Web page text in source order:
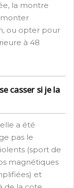
la montre
ou opter pour
à 48
casser si je la
a été
pas le
(sport de
magnétiques
et